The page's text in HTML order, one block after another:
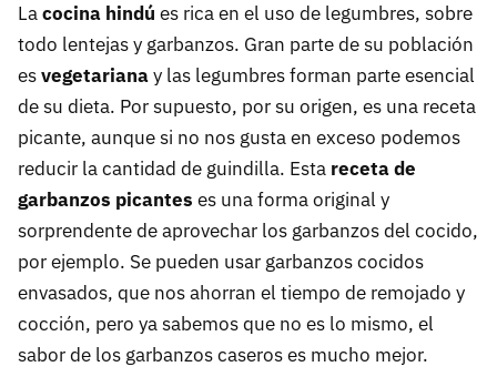
Lacocina hindú es rica en el uso de legumbres, sobre
todo lentejas y garbanzos. Gran parte de su población
esvegetarianay las legumbres forman parte esencial
de su dieta. Por supuesto, por su origen, es una receta
picante, aunque si no nos gusta en exceso podemos
reducir la cantidad de guindilla. Esta receta de
garbanzos picantes es una forma original y
sorprendente de aprovechar los garbanzos del cocido,
por ejemplo. Se pueden usar garbanzos cocidos
envasados, que nos ahorran el tiempo de remojado y
cocción, pero ya sabemos que no es lo mismo, el
sabor de los garbanzos caseros es mucho mejor.